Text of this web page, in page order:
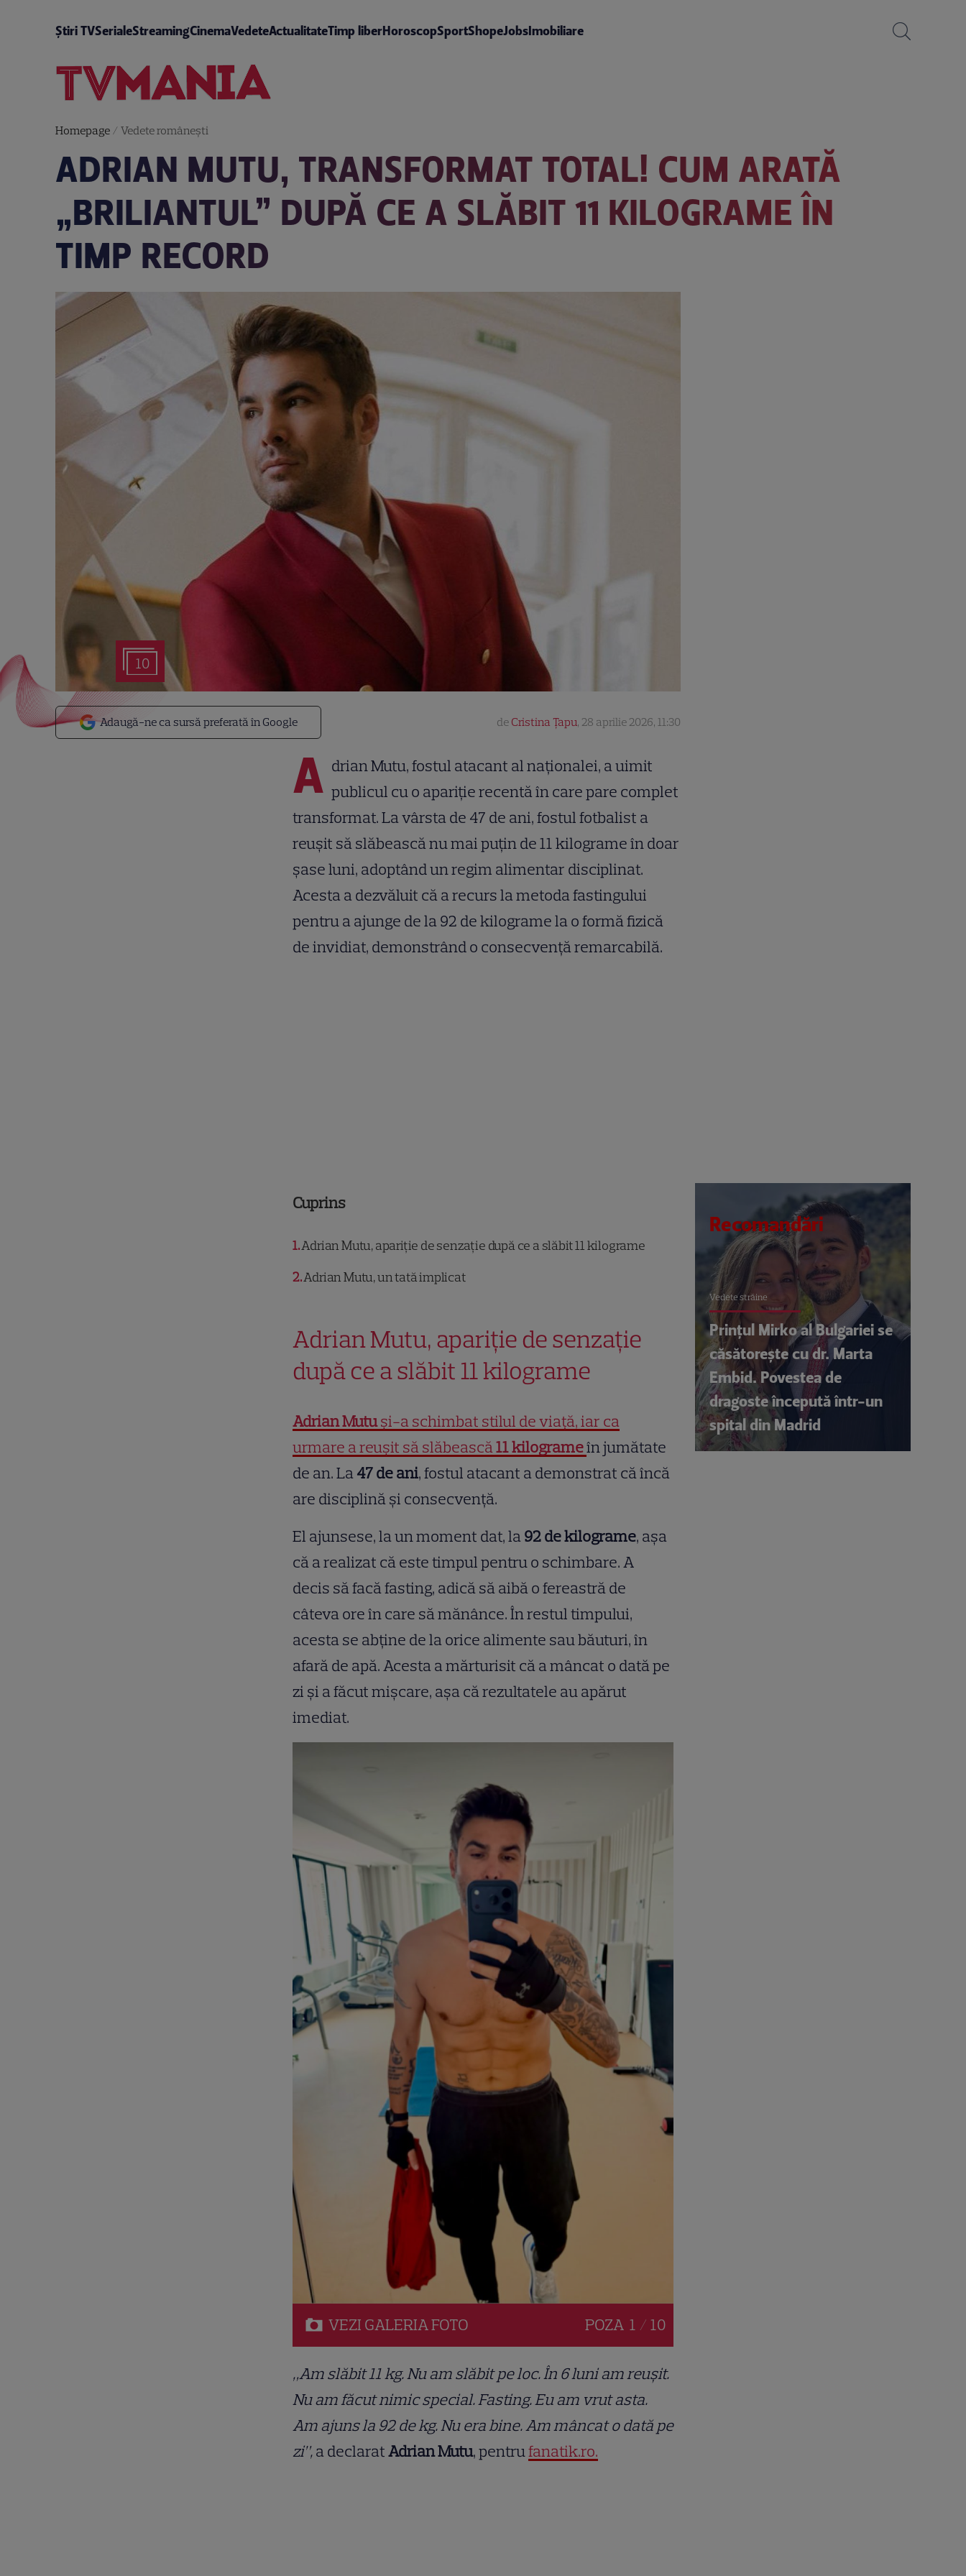
Știri TVSerialeStreamingCinemaVedeteActualitateTimp liberHoroscopSportShopeJobsImobiliare
Homepage/ Vedete româneşti
ADRIAN MUTU, TRANSFORMAT TOTAL! CUM ARATĂ
„BRILIANTUL” DUPĂ CE A SLĂBIT 11 KILOGRAME ÎN
TIMP RECORD
10
Adaugă-ne ca sursă preferată în Google de Cristina Țapu, 28 aprilie 2026, 11:30
A drian Mutu, fostul atacant al naționalei, a uimit
publicul cu o apariție recentă în care pare complet
transformat. La vârsta de 47 de ani, fostul fotbalist a
reușit să slăbească nu mai puțin de 11 kilograme în doar
șase luni, adoptând un regim alimentar disciplinat.
Acesta a dezvăluit că a recurs la metoda fastingului
pentru a ajunge de la 92 de kilograme la o formă fizică
de invidiat, demonstrând o consecvență remarcabilă.
Cuprins
1Adrian Mutu, apariție de senzație după ce a slăbit 11 kilograme
2Adrian Mutu, un tată implicat
Adrian Mutu, apariție de senzație
după ce a slăbit 11 kilograme
Adrian Mutuși-a schimbat stilul de viață, iar ca
urmare a reușit să slăbească11 kilogrameîn jumătate
de an. La47 de ani, fostul atacant a demonstrat că încă
are disciplină și consecvență.
El ajunsese, la un moment dat, la92 de kilograme, așa
că a realizat că este timpul pentru o schimbare. A
decis să facă fasting, adică să aibă o fereastră de
câteva ore în care să mănânce. În restul timpului,
acesta se abține de la orice alimente sau băuturi, în
afară de apă. Acesta a mărturisit că a mâncat o dată pe
zi și a făcut mișcare, așa că rezultatele au apărut
imediat.
VEZI GALERIAFOTO POZA 1 / 10
„Am slăbit 11 kg. Nu am slăbit pe loc. În 6 luni am reușit.
Nu am făcut nimic special. Fasting. Eu am vrut asta.
Am ajuns la 92 de kg. Nu era bine. Am mâncat o dată pe
zi”,a declaratAdrian Mutu, pentrufanatik.ro.
Recomandări
Vedete străine
Prințul Mirko al Bulgariei se
căsătorește cu dr. Marta
Embid. Povestea de
dragoste începută într-un
spital din Madrid